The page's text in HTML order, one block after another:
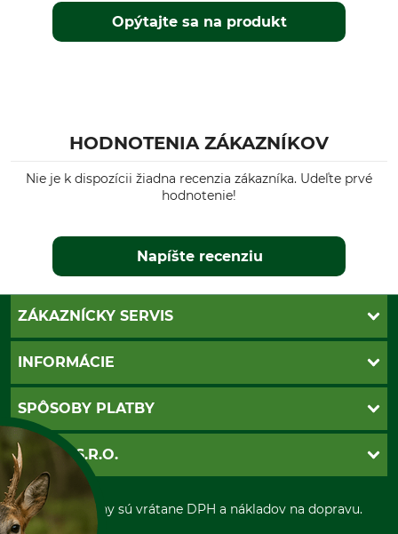
Opýtajte sa na produkt
HODNOTENIA ZÁKAZNÍKOV
Nie je k dispozícii žiadna recenzia zákazníka. Udeľte prvé
hodnotenie!
Napíšte recenziu
ZÁKAZNÍCKY SERVIS
Kontakt
Newsletter
Nastavenia súborov cookie
INFORMÁCIE
Povinné údaje
Obchodné podmienky
Ochrana osobnych udajov
Otváracie hodiny
Zrušenie objednávky
SPÔSOBY PLATBY
Dobierka
Platba vopred
Sepa-inkaso
Osobný odber
GRUBE S.R.O.
O nás
Predajňa
*Všetky ceny sú vrátane DPH a nákladov na dopravu.